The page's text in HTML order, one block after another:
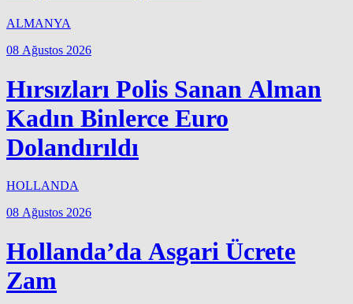
ALMANYA
08 Ağustos 2026
Hırsızları Polis Sanan Alman
Kadın Binlerce Euro
Dolandırıldı
HOLLANDA
08 Ağustos 2026
Hollanda’da Asgari Ücrete
Zam